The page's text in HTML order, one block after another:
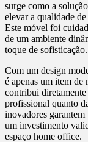
surge como a
elevar a qualidade
Este móvel foi
de um ambiente
toque de sofisticação.
Com um design
é apenas um item de
contribui
profissional quanto
inovadores
um investimento
espaço home office.